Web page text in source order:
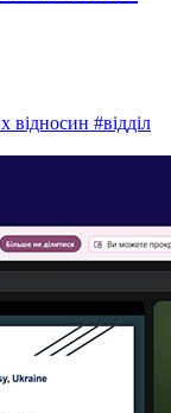
відносин #відділ